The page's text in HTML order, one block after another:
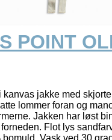
POINT
kanvas jakke med
lommer foran og
Jakken har løst
Flot lys
Vask ved 30